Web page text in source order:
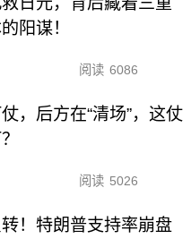
阳谋！
阅读 6086
，后方在“清场”，这仗
阅读 5026
！特朗普支持率崩盘